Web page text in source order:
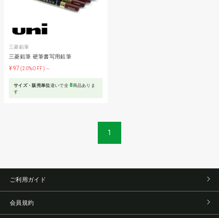
三菱鉛筆
三菱鉛筆 硬筆書写用鉛筆
¥97 (20%OFF)～
サイズ・販売単位違いで全 8商品ありま
す
1
ご利用ガイド
会員規約